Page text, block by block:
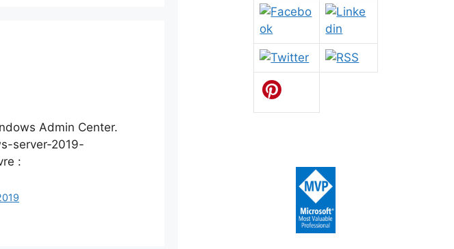
Admin Center.
server-2019-
: